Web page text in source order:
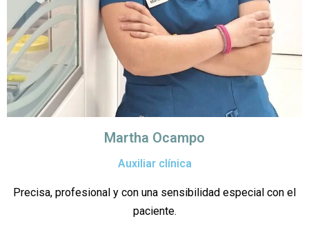
Martha Ocampo
Auxiliar clínica
Precisa, profesional y con una sensibilidad especial con el
paciente.